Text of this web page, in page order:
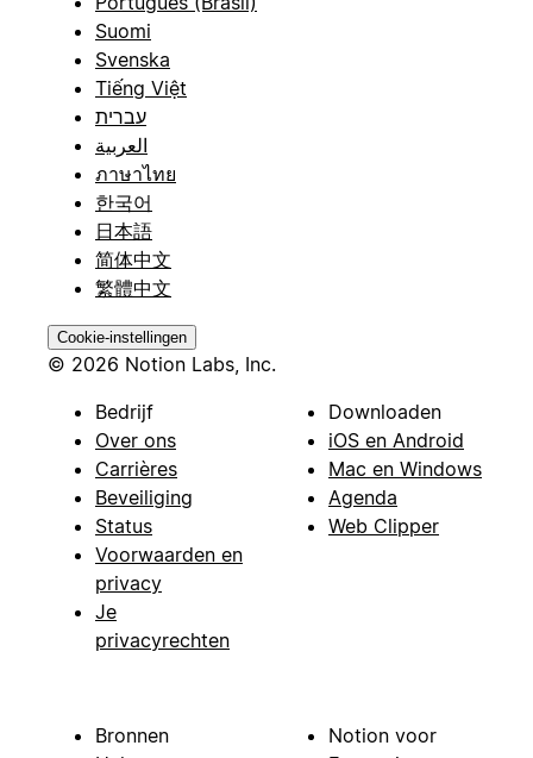
Suomi
Svenska
Tiếng Việt
עברית
العربية
ภาษาไทย
한국어
日本語
简体中文
繁體中文
Cookie-instellingen
© 2026 Notion Labs, Inc.
Bedrijf
Over ons
Carrières
Beveiliging
Status
Voorwaarden en
privacy
Je
privacyrechten
Downloaden
iOS en Android
Mac en Windows
Agenda
Web Clipper
Bronnen
Notion voor